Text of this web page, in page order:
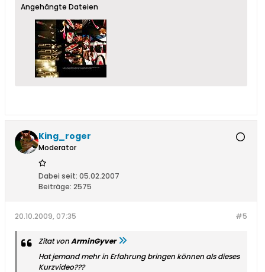
Angehängte Dateien
King_roger
Moderator
Dabei seit: 05.02.2007
Beiträge: 2575
#5
20.10.2009, 07:35
Zitat vonArminGyver
Hat jemand mehr in Erfahrung bringen können als dieses
Kurzvideo???